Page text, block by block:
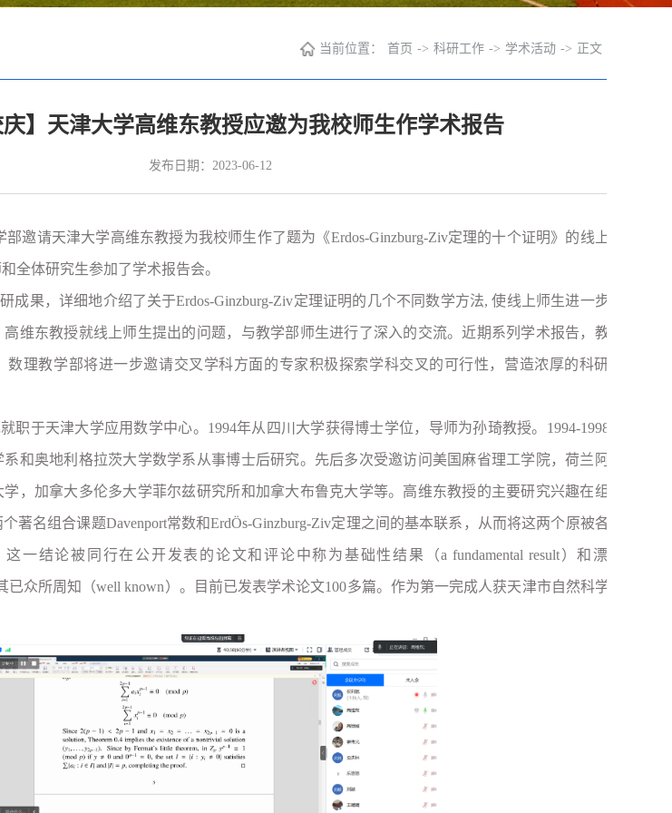
当前位置： 首页 -> 科研工作 -> 学术活动 -> 正文
庆】天津大学高维东教授应邀为我校师生作学术报告
发布日期：2023-06-12
部邀请天津大学高维东教授为我校师生作了题为《Erdos-Ginzburg-Ziv定理的十个证明》的线上学
全体研究生参加了学术报告会。
成果，详细地介绍了关于Erdos-Ginzburg-Ziv定理证明的几个不同数学方法, 使线上师生进一步领
维东教授就线上师生提出的问题，与教学部师生进行了深入的交流。近期系列学术报告，教学
理教学部将进一步邀请交叉学科方面的专家积极探索学科交叉的可行性，营造浓厚的科研氛
职于天津大学应用数学中心。1994年从四川大学获得博士学位，导师为孙琦教授。1994-1998年
和奥地利格拉茨大学数学系从事博士后研究。先后多次受邀访问美国麻省理工学院，荷兰阿姆
，加拿大多伦多大学菲尔兹研究所和加拿大布鲁克大学等。高维东教授的主要研究兴趣在组合
著名组合课题Davenport常数和ErdÖs-Ginzburg-Ziv定理之间的基本联系，从而将这两个原被各自
一结论被同行在公开发表的论文和评论中称为基础性结果（a fundamental result）和漂亮
已众所周知（well known）。目前已发表学术论文100多篇。作为第一完成人获天津市自然科学二